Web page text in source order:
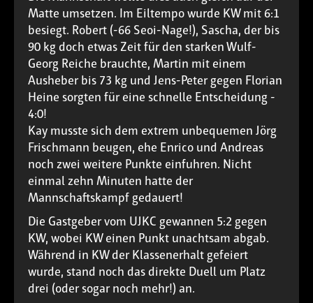
Matte umsetzen. Im Eiltempo wurde KW mit 6:1
besiegt. Robert (-66 Seoi-Nage!), Sascha, der bis
90 kg doch etwas Zeit für den starken Wulf-
Georg Reiche brauchte, Martin mit einem
Ausheber bis 73 kg und Jens-Peter gegen Florian
Heine sorgten für eine schnelle Entscheidung -
4:0!
Kay musste sich dem extrem unbequemen Jörg
Frischmann beugen, ehe Enrico und Andreas
noch zwei weitere Punkte einfuhren. Nicht
einmal zehn Minuten hatte der
Mannschaftskampf gedauert!
Die Gastgeber vom UJKC gewannen 5:2 gegen
KW, wobei KW einen Punkt unachtsam abgab.
Während in KW der Klassenerhalt gefeiert
wurde, stand noch das direkte Duell um Platz
drei (oder sogar noch mehr!) an.